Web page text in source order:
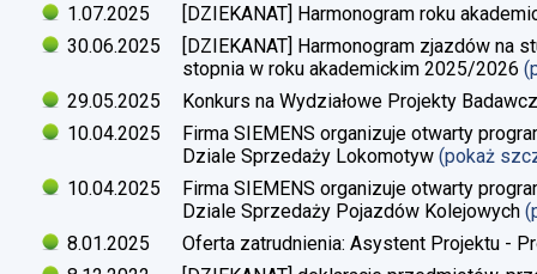
1.07.2025
[DZIEKANAT] Harmonogram roku
30.06.2025
[DZIEKANAT] Harmonogram zjazdów na
stopnia w roku akademickim 2025/2026
29.05.2025
Konkurs na Wydziałowe Projekty
10.04.2025
Firma SIEMENS organizuje otwarty
Dziale Sprzedaży Lokomotyw (pokaż
10.04.2025
Firma SIEMENS organizuje otwarty
Dziale Sprzedaży Pojazdów Kolejowych
8.01.2025
Oferta zatrudnienia: Asystent Projektu -